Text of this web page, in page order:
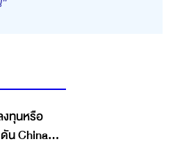
งทุนหรือ
น China